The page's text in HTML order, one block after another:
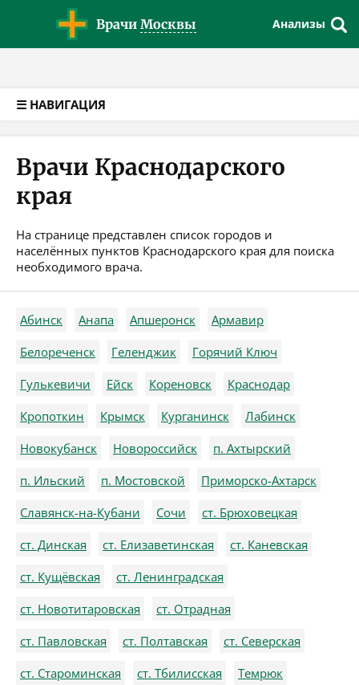
Врачи Москвы Анализы
☰ НАВИГАЦИЯ
Врачи Краснодарского
края
На странице представлен список городов и
населённых пунктов Краснодарского края для поиска
необходимого врача.
Абинск Анапа Апшеронск
Армавир
Белореченск
Геленджик
Горячий Ключ
Гулькевичи
Ейск Кореновск
Краснодар
Кропоткин
Крымск Курганинск
Лабинск
Новокубанск
Новороссийск
п. Ахтырский
п. Ильский
п. Мостовской
Приморско-Ахтарск
Славянск-на-Кубани
Сочи
ст. Брюховецкая
ст. Динская
ст. Елизаветинская
ст. Каневская
ст. Кущёвская
ст. Ленинградская
ст. Новотитаровская
ст. Отрадная
ст. Павловская
ст. Полтавская
ст. Северская
ст. Староминская
ст. Тбилисская
Темрюк